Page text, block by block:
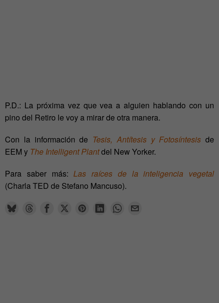
P.D.: La próxima vez que vea a alguien hablando con un
pino del Retiro le voy a mirar de otra manera.
Con la información de Tesis, Antítesis y Fotosíntesis de
EEM y The Intelligent Plantdel New Yorker.
Para saber más:Las raíces de la inteligencia vegetal
(Charla TED de Stefano Mancuso).